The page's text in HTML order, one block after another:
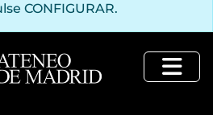
CONFIGURAR.